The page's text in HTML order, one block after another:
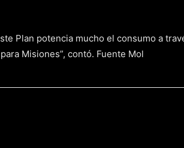
Plan potencia mucho el consumo a
Misiones”, contó. Fuente Mol